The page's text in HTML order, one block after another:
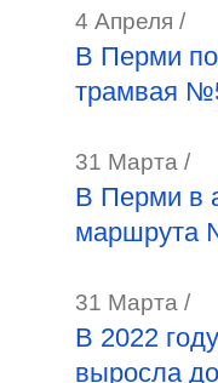
4 Апреля /
В Перми
трамвая
31 Марта /
В Перми в
маршрута
31 Марта /
В 2022
выросла